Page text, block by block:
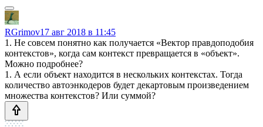
RGrimov17 авг 2018 в 11:45
1. Не совсем понятно как получается «Вектор правдоподобия
контекстов», когда сам контекст превращается в «объект».
Можно подробнее?
1. А если объект находится в нескольких контекстах. Тогда
количество автоэнкодеров будет декартовым произведением
множества контекстов? Или суммой?